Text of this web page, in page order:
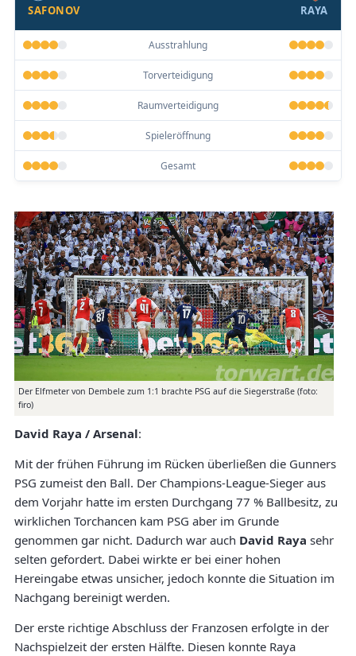
SAFONOV RAYA
Ausstrahlung
Torverteidigung
Raumverteidigung
Spieleröffnung
Gesamt
Der Elfmeter von Dembele zum 1:1 brachte PSG auf die Siegerstraße (foto:
firo)
David Raya / Arsenal:
Mit der frühen Führung im Rücken überließen die Gunners
PSG zumeist den Ball. Der Champions-League-Sieger aus
dem Vorjahr hatte im ersten Durchgang 77 % Ballbesitz, zu
wirklichen Torchancen kam PSG aber im Grunde
genommen gar nicht. Dadurch war auch David Raya sehr
selten gefordert. Dabei wirkte er bei einer hohen
Hereingabe etwas unsicher, jedoch konnte die Situation im
Nachgang bereinigt werden.
Der erste richtige Abschluss der Franzosen erfolgte in der
Nachspielzeit der ersten Hälfte. Diesen konnte Raya